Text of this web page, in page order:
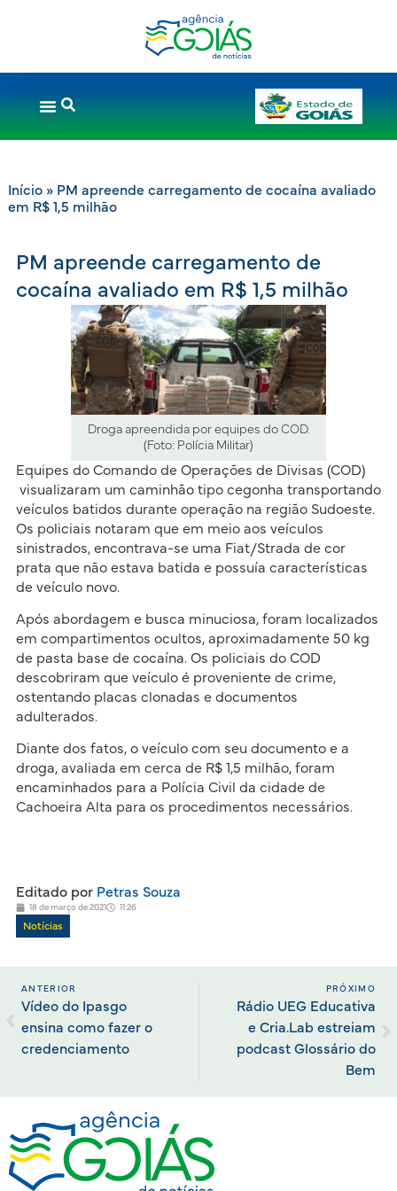
Início» PM apreende carregamento de cocaína avaliado
em R$ 1,5 milhão
PM apreende carregamento de
cocaína avaliado em R$ 1,5 milhão
Droga apreendida por equipes do COD.
(Foto: Polícia Militar)
Equipes do Comando de Operações de Divisas (COD)
visualizaram um caminhão tipo cegonha transportando
veículos batidos durante operação na região Sudoeste.
Os policiais notaram que em meio aos veículos
sinistrados, encontrava-se uma Fiat/Strada de cor
prata que não estava batida e possuía características
de veículo novo.
Após abordagem e busca minuciosa, foram localizados
em compartimentos ocultos, aproximadamente 50 kg
de pasta base de cocaína. Os policiais do COD
descobriram que veículo é proveniente de crime,
ostentando placas clonadas e documentos
adulterados.
Diante dos fatos, o veículo com seu documento e a
droga, avaliada em cerca de R$ 1,5 milhão, foram
encaminhados para a Polícia Civil da cidade de
Cachoeira Alta para os procedimentos necessários.
Editado porPetras Souza
18 de março de 2021 11:26
Notícias
ANTERIOR
Vídeo do Ipasgo
ensina como fazer o
credenciamento
PRÓXIMO
Rádio UEG Educativa
e Cria.Lab estreiam
podcast Glossário do
Bem